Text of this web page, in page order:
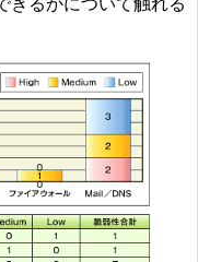
きるかについて触れる